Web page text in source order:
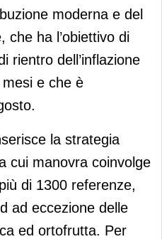
moderna e del
che ha l’obiettivo di
rientro dell’inflazione
e che è
la strategia
cui manovra coinvolge
di 1300 referenze,
ad eccezione delle
ed ortofrutta. Per